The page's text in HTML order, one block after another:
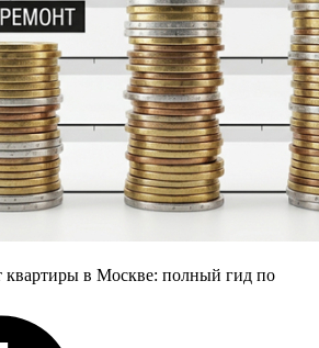
квартиры в Москве: полный гид по